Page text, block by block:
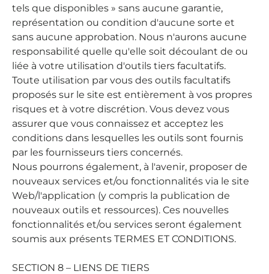
tels que disponibles » sans aucune garantie,
représentation ou condition d'aucune sorte et
sans aucune approbation. Nous n'aurons aucune
responsabilité quelle qu'elle soit découlant de ou
liée à votre utilisation d'outils tiers facultatifs.
Toute utilisation par vous des outils facultatifs
proposés sur le site est entièrement à vos propres
risques et à votre discrétion. Vous devez vous
assurer que vous connaissez et acceptez les
conditions dans lesquelles les outils sont fournis
par les fournisseurs tiers concernés.
Nous pourrons également, à l'avenir, proposer de
nouveaux services et/ou fonctionnalités via le site
Web/l'application (y compris la publication de
nouveaux outils et ressources). Ces nouvelles
fonctionnalités et/ou services seront également
soumis aux présents TERMES ET CONDITIONS.
SECTION 8 – LIENS DE TIERS